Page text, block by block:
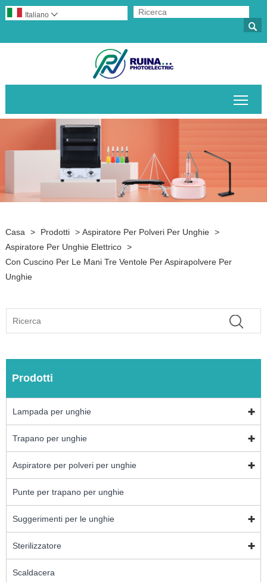

Italiano 
Casa > Prodotti > Aspiratore Per Polveri Per Unghie >
Aspiratore Per Unghie Elettrico >
Con Cuscino Per Le Mani Tre Ventole Per Aspirapolvere Per
Unghie
Prodotti
Lampada per unghie
Trapano per unghie
Aspiratore per polveri per unghie
Punte per trapano per unghie
Suggerimenti per le unghie
Sterilizzatore
Scaldacera